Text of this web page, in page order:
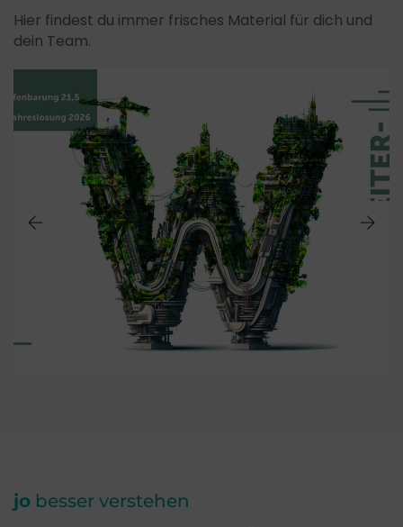
Hier findest du immer frisches Material für dich und
dein Team.
jo besser verstehen